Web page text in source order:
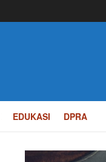
EDUKASI DPRA